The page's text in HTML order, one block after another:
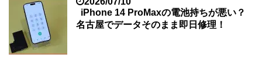
iPhone 14 ProMaxの電池持ちが悪い？
名古屋でデータそのまま即日修理！